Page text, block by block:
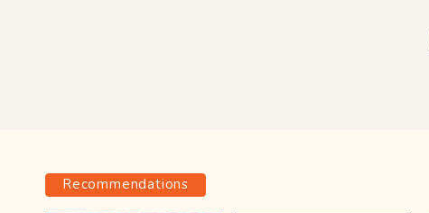
Recommendations